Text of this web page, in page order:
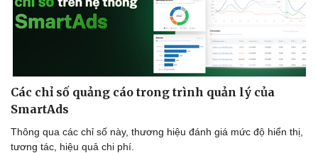
Các chỉ số quảng cáo trong trình quản lý của
SmartAds
Thông qua các chỉ số này, thương hiệu đánh giá mức độ hiển thị,
tương tác, hiệu quả chi phí.